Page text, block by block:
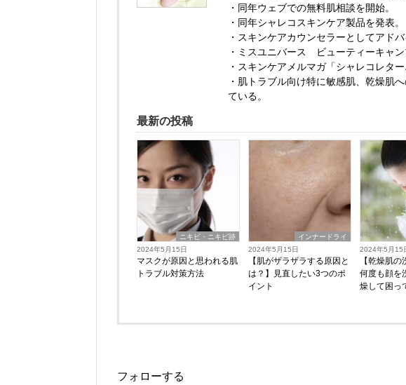
・同年ウェブでの無料肌相談を開始。
・同年シャレコスキンケア製品を発表。
・スキンケアカウンセラーとしてアド
・ミスユニバース ビューティーキャン
・スキンケアメルマガ「シャレコレタ
・肌トラブル向け特に敏感肌、乾燥肌
ている。
最新の投稿
ニキビ・ニキビ跡
2024年5月15日
マスクが原因と思われる肌
トラブル対策方法
インナードライ
2024年5月15日
【肌がザラザラする原因と
は？】見直したい3つのポ
イント
2024年5月15
【乾燥肌の
何度も顔を
燥して困っ
フォローする